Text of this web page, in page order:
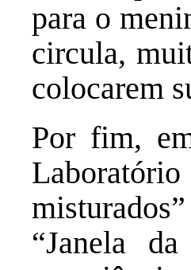
para o
circula,
colocarem
Por fim,
“Janela